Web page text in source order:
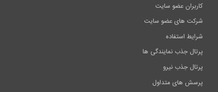
کاربران عضو سایت
شرکت های عضو سایت
شرایط استفاده
پرتال جذب نمایندگی ها
پرتال جذب نیرو
پرسش های متداول